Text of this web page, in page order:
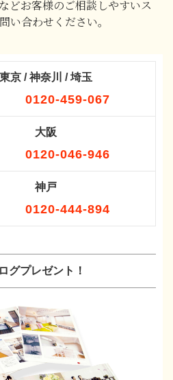
どお客様のご相談しやすいス
い合わせください。
東京 / 神奈川 / 埼玉
0120-459-067
大阪
0120-046-946
神戸
0120-444-894
グプレゼント！